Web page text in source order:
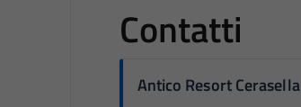
Contatti
Antico Resort Cerasella